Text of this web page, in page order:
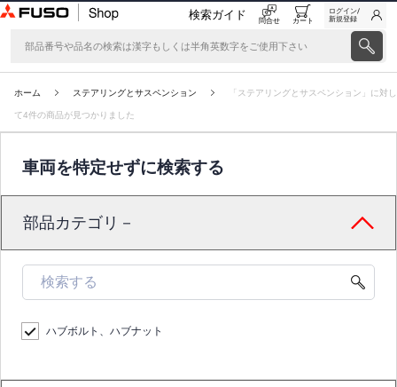
検索ガイド 問合せ カート
ログイン/
新規登録
ホーム ステアリングとサスペンション 「ステアリングとサスペンション」に対し
て4件の商品が見つかりました
車両を特定せずに検索する
部品カテゴリ－
ハブボルト、ハブナット